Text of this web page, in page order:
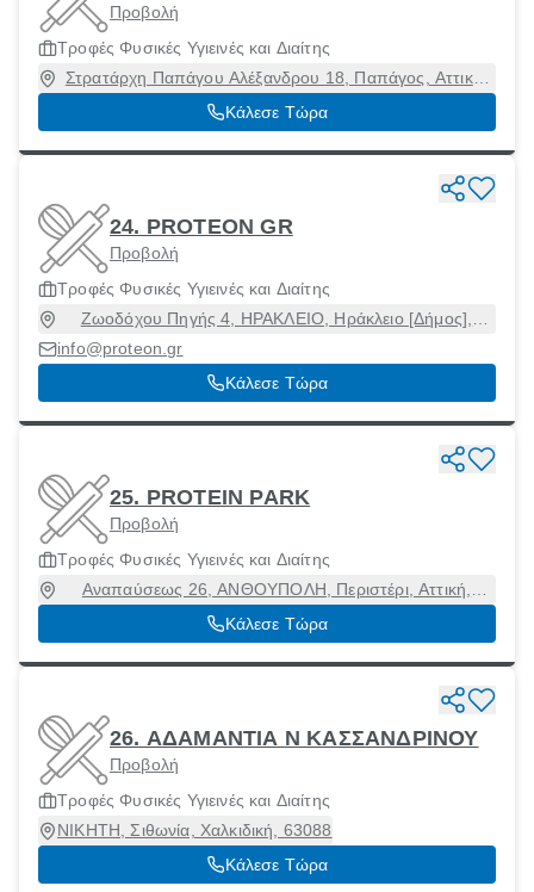
Προβολή
Τροφές Φυσικές Υγιεινές και Διαίτης
Στρατάρχη Παπάγου Αλέξανδρου 18, Παπάγος, Αττική,
57003
Κάλεσε Τώρα
24. PROTEON GR
Προβολή
Τροφές Φυσικές Υγιεινές και Διαίτης
Ζωοδόχου Πηγής 4, ΗΡΑΚΛΕΙΟ, Ηράκλειο [Δήμος],
info@proteon.gr
Κάλεσε Τώρα
25. PROTEIN PARK
Προβολή
Τροφές Φυσικές Υγιεινές και Διαίτης
Αναπαύσεως 26, ΑΝΘΟΥΠΟΛΗ, Περιστέρι, Αττική,
12135
Κάλεσε Τώρα
26. ΑΔΑΜΑΝΤΙΑ Ν ΚΑΣΣΑΝΔΡΙΝΟΥ
Προβολή
Τροφές Φυσικές Υγιεινές και Διαίτης
ΝΙΚΗΤΗ, Σιθωνία, Χαλκιδική, 63088
Κάλεσε Τώρα